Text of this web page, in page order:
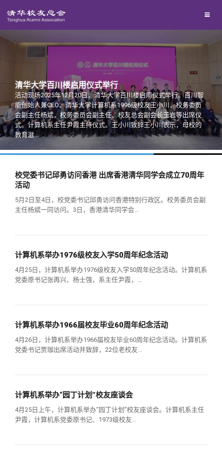
地区联络
年级联络
院系校友工作
专业委员会
回馈母校
捐赠项目
捐赠新闻
捐赠纪事
媒体平台
《清华校友通讯》
《水木清华》
百年清华
清华人物
校友讲坛
校友视界
校友服务
实用信息
总会章程
理事会名单
联系我们
清华大学百川楼启用仪式举行
活动现场2025年12月20日，清华大学百川楼启用仪式举行。百川智
能创始人兼CEO、清华大学计算机系1996级校友王小川，校务委员
会副主任杨斌，校务委员会副主任、校友总会副会长王岩等出席仪
式。计算机系主任尹霞主持仪式。王小川致辞王小川表示，母校的
教育滋...
校党委书记邱勇访问香港 出席香港清华同学会成立70周年
活动
5月2日至4日，校党委书记邱勇访问香港特别行政区。校务委员会副
主任杨斌一同访问。3日，香港清华同学会...
计算机系举办1976级校友入学50周年纪念活动
4月25日，计算机系举办1976级校友入学50周年纪念活动。计算机系
党委原书记张再兴、杨士强，系主任尹霞，...
计算机系举办1966届校友毕业60周年纪念活动
4月26日，计算机系举办1966届校友毕业60周年纪念活动。计算机系
党委书记贾珈出席活动并致辞，22位老校友...
计算机系举办“园丁计划”校友座谈会
4月25日上午，计算机系举办“园丁计划”校友座谈会。计算机系主任
尹霞，计算机系党委原书记、1973级校友...